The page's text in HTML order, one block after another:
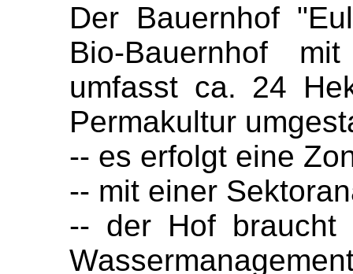
Der Bauernhof
Bio-Bauernhof
umfasst ca. 24
Permakultur
-- es erfolgt eine
-- mit einer
-- der Hof braucht